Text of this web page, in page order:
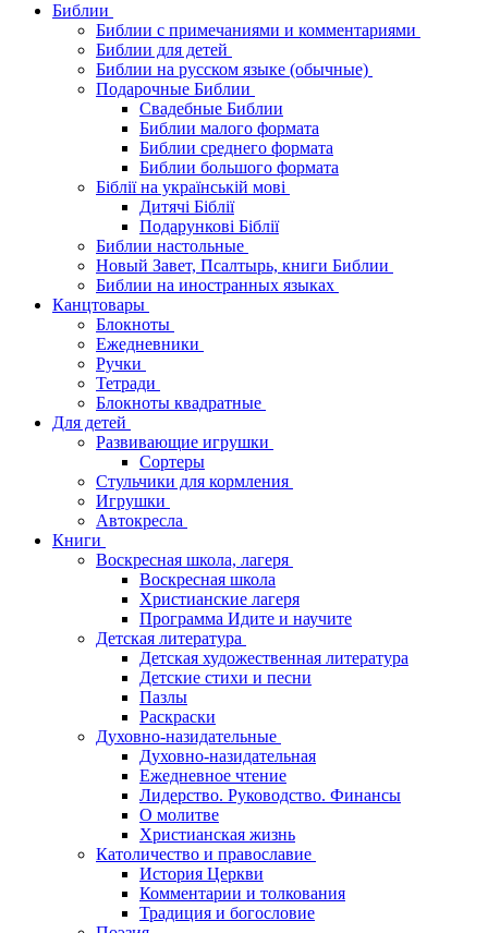
Библии
Библии с примечаниями и комментариями
Библии для детей
Библии на русском языке (обычные)
Подарочные Библии
Свадебные Библии
Библии малого формата
Библии среднего формата
Библии большого формата
Біблії на українській мові
Дитячі Біблії
Подарункові Біблії
Библии настольные
Новый Завет, Псалтырь, книги Библии
Библии на иностранных языках
Канцтовары
Блокноты
Ежедневники
Ручки
Тетради
Блокноты квадратные
Для детей
Развивающие игрушки
Сортеры
Стульчики для кормления
Игрушки
Автокресла
Книги
Воскресная школа, лагеря
Воскресная школа
Христианские лагеря
Программа Идите и научите
Детская литература
Детская художественная литература
Детские стихи и песни
Пазлы
Раскраски
Духовно-назидательные
Духовно-назидательная
Ежедневное чтение
Лидерство. Руководство. Финансы
О молитве
Христианская жизнь
Католичество и православие
История Церкви
Комментарии и толкования
Традиция и богословие